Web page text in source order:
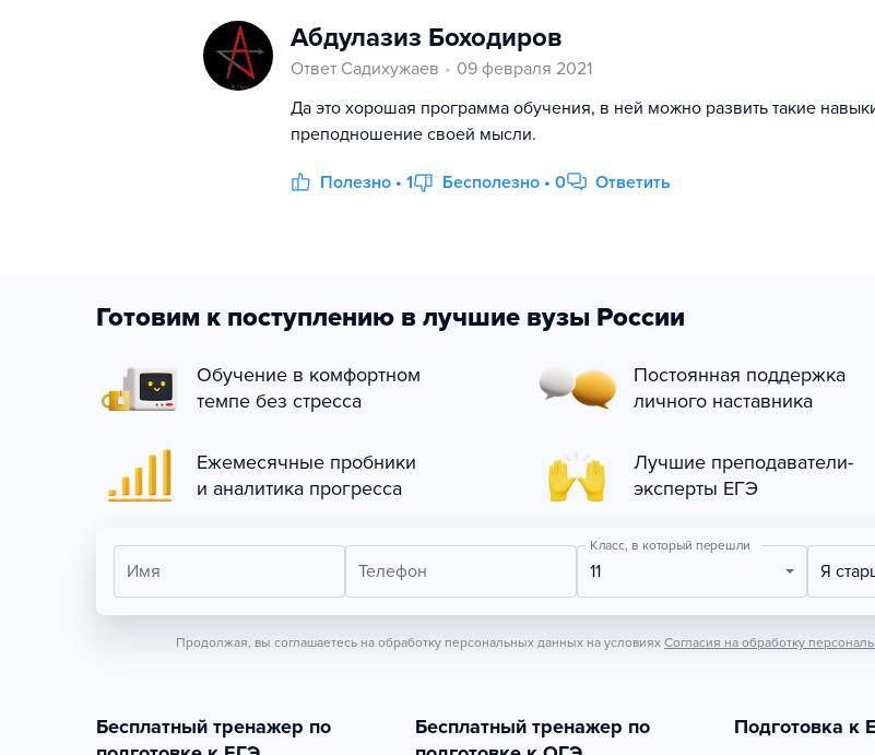
Абдулазиз Боходиров
Ответ Садихужаев
09 февраля 2021
Да это хорошая программа обучения, в ней можно развить такие
преподношение своей мысли.
Полезно • 1 Бесполезно • 0 Ответить
Готовим к поступлению в лучшие вузы России
Обучение в комфортном
темпе без стресса
Постоянная поддержка
личного наставника
Ежемесячные пробники
и аналитика прогресса
Лучшие преподаватели-
эксперты ЕГЭ
Имя Телефон
Класс, в который перешли
11 Я
Продолжая, вы соглашаетесь на обработку персональных данных на условиях Согласия на обработку
Бесплатный тренажер по
Бесплатный тренажер по
Подготовка к